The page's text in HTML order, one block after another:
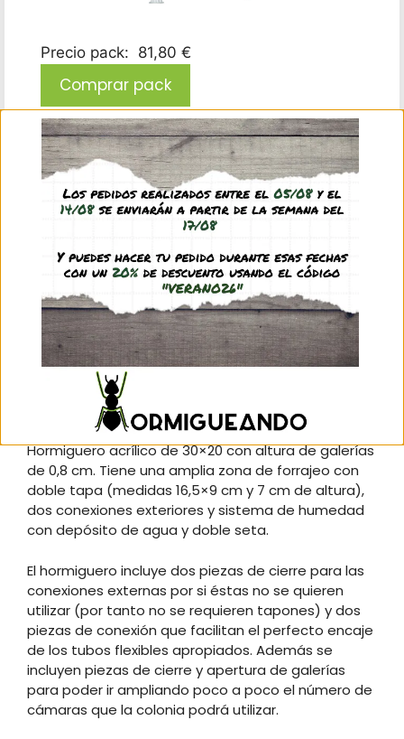
Precio pack: 81,80 €
Comprar pack
Este producto: Antmeta H30x20 Seta Ampliable
Color: Negro-62,45€ (IVA incl.)
Bebedero XL byFormica (malla metálica)-9,95€
(IVA incl.)
Antifugas - Aceite mineral (10 ml)-2,45€ (IVA incl.)
Filtros para modelos tipo seta Modelo
hormiguero: H30x20 S Ampliable- 6,95 €
Descripción
Información adicional
Valoraciones (0)
Hormiguero acrílico de 30×20 con altura de galerías
de 0,8 cm. Tiene una amplia zona de forrajeo con
doble tapa (medidas 16,5×9 cm y 7 cm de altura),
dos conexiones exteriores y sistema de humedad
con depósito de agua y doble seta.
El hormiguero incluye dos piezas de cierre para las
conexiones externas por si éstas no se quieren
utilizar (por tanto no se requieren tapones) y dos
piezas de conexión que facilitan el perfecto encaje
de los tubos flexibles apropiados. Además se
incluyen piezas de cierre y apertura de galerías
para poder ir ampliando poco a poco el número de
cámaras que la colonia podrá utilizar.